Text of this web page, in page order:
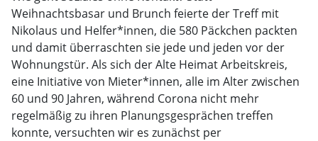
Weihnachtsbasar und Brunch feierte der Treff mit
Nikolaus und Helfer*innen, die 580 Päckchen packten
und damit überraschten sie jede und jeden vor der
Wohnungstür. Als sich der Alte Heimat Arbeitskreis,
eine Initiative von Mieter*innen, alle im Alter zwischen
60 und 90 Jahren, während Corona nicht mehr
regelmäßig zu ihren Planungsgesprächen treffen
konnte, versuchten wir es zunächst per